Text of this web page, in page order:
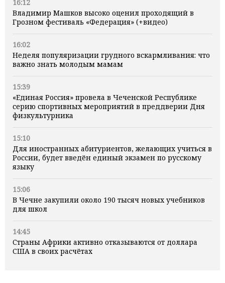
16:12
Владимир Машков высоко оценил проходящий в
Грозном фестиваль «Федерация» (+видео)
16:02
Неделя популяризации грудного вскармливания: что
важно знать молодым мамам
15:39
«Единая Россия» провела в Чеченской Республике
серию спортивных мероприятий в преддверии Дня
физкультурника
15:10
Для иностранных абитуриентов, желающих учиться в
России, будет введён единый экзамен по русскому
языку
15:06
В Чечне закупили около 190 тысяч новых учебников
для школ
14:45
Страны Африки активно отказываются от доллара
США в своих расчётах